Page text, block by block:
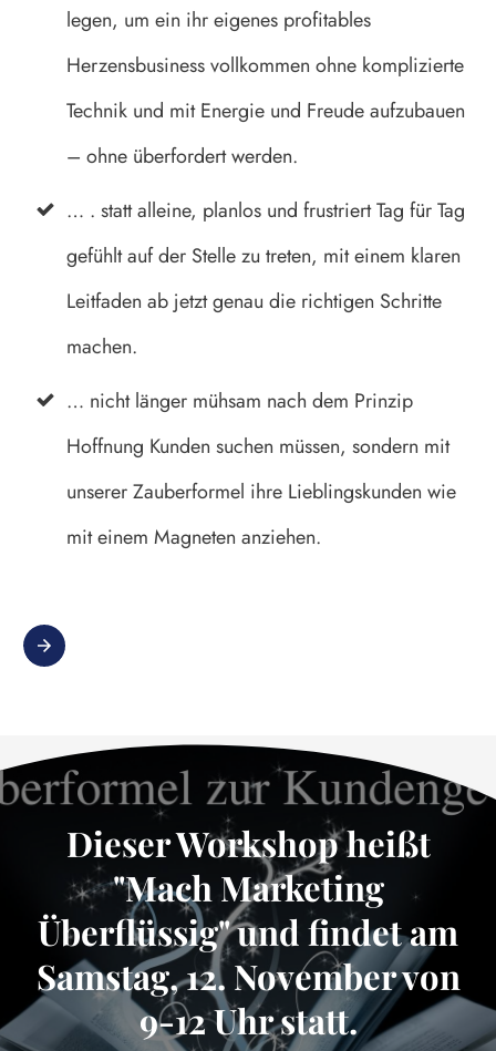
legen, um ein ihr eigenes profitables
Herzensbusiness vollkommen ohne komplizierte
Technik und mit Energie und Freude aufzubauen
– ohne überfordert werden.
… . statt alleine, planlos und frustriert Tag für Tag
gefühlt auf der Stelle zu treten, mit einem klaren
Leitfaden ab jetzt genau die richtigen Schritte
machen.
… nicht länger mühsam nach dem Prinzip
Hoffnung Kunden suchen müssen, sondern mit
unserer Zauberformel ihre Lieblingskunden wie
mit einem Magneten anziehen.
Dieser Workshop heißt
"Mach Marketing
Überflüssig" und findet am
Samstag, 12. November von
9-12 Uhr statt.